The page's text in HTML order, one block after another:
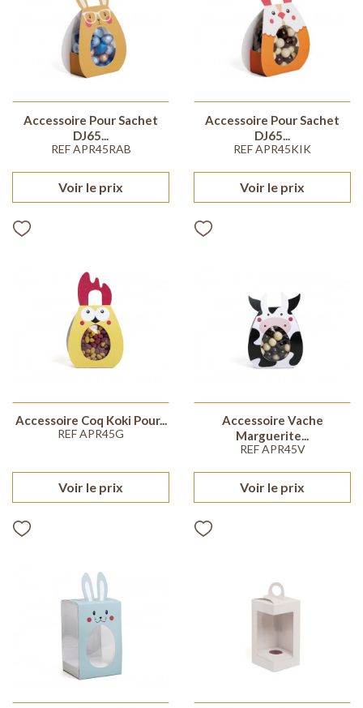
Accessoire Pour Sachet
DJ65...
REF APR45RAB
Voir le prix
Accessoire Pour Sachet
DJ65...
REF APR45KIK
Voir le prix
Accessoire Coq Koki Pour...
REF APR45G
Voir le prix
Accessoire Vache
Marguerite...
REF APR45V
Voir le prix